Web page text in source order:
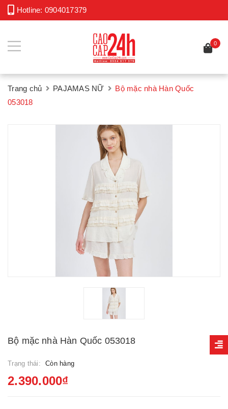
Hotline: 0904017379
0
Trang chủ PAJAMAS NỮ
Bộ mặc nhà Hàn Quốc
053018
Bộ mặc nhà Hàn Quốc 053018
Trạng thái: Còn hàng
2.390.000₫